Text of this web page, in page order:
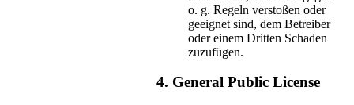
o. g. Regeln verstoßen oder
geeignet sind, dem Betreiber
oder einem Dritten Schaden
zuzufügen.
4. General Public License